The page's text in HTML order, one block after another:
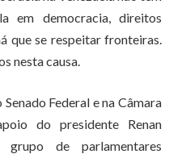
em democracia, direitos
que se respeitar fronteiras.
nesta causa.
Federal e na Câmara
do presidente Renan
de parlamentares